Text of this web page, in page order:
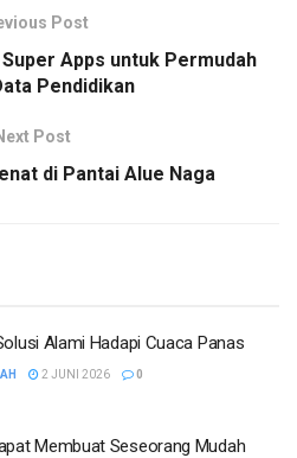
Post
Apps untuk Permudah
Pendidikan
Post
di Pantai Alue Naga
Alami Hadapi Cuaca Panas
2 JUNI 2026 0
Membuat Seseorang Mudah